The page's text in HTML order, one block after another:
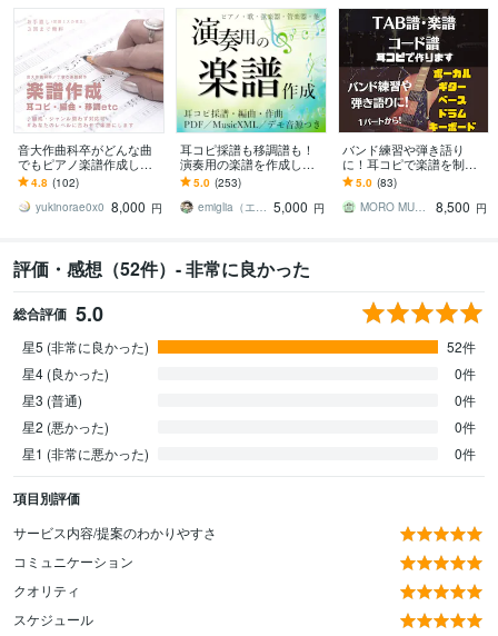
音大作曲科卒がどんな曲
でもピアノ楽譜作成しま
す 耳コピ、アレンジな
ど、あなただけのピアノ
楽譜をお作りします♪
4.8 (102)
yukinorae0x0 8,000 円
耳コピ採譜も移調譜も！
演奏用の楽譜を作成しま
す 管弦楽器もお任せ！歌
ってみた・結婚式余興・
発表会やイベント等
5.0 (253)
emiglia（エミリア） 5,000 円
バンド練習や弾き語り
に！耳コピで楽譜を制作
致します 音楽の経験豊富
の音楽家が耳コピで作
譜！練習などで大活躍！
5.0 (83)
MORO MUSIC HOUSE
8,500 円
評価・感想（52件）- 非常に良かった
総合評価 5.0
星5 (非常に良かった)
52件
星4 (良かった)
0件
星3 (普通)
0件
星2 (悪かった)
0件
星1 (非常に悪かった)
0件
項目別評価
サービス内容/提案のわかりやすさ
コミュニケーション
クオリティ
スケジュール